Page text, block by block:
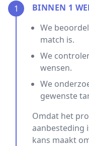
1
BINNEN 1
We
match is.
We
wensen.
We
gewenste
Omdat het
aanbesteding
kans maakt